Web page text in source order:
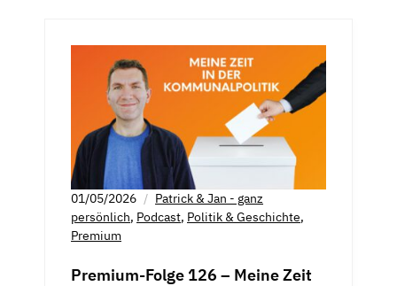
01/05/2026
Patrick & Jan - ganz
persönlich, Podcast, Politik & Geschichte,
Premium
Premium-Folge 126 – Meine Zeit